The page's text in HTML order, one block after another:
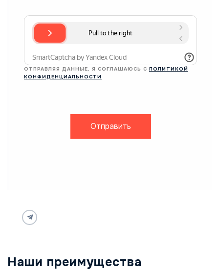
ОТПРАВЛЯЯ ДАННЫЕ, Я СОГЛАШАЮСЬ С ПОЛИТИКОЙ
КОНФИДЕНЦИАЛЬНОСТИ
Отправить
Наши преимущества